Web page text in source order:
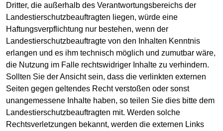
Dritter, die außerhalb des Verantwortungsbereichs der
Landestierschutzbeauftragten liegen, würde eine
Haftungsverpflichtung nur bestehen, wenn der
Landestierschutzbeauftragte von den Inhalten Kenntnis
erlangen und es ihm technisch möglich und zumutbar wäre,
die Nutzung im Falle rechtswidriger Inhalte zu verhindern.
Sollten Sie der Ansicht sein, dass die verlinkten externen
Seiten gegen geltendes Recht verstoßen oder sonst
unangemessene Inhalte haben, so teilen Sie dies bitte dem
Landestierschutzbeauftragten mit. Werden solche
Rechtsverletzungen bekannt, werden die externen Links